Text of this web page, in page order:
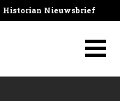
Historian Nieuwsbrief